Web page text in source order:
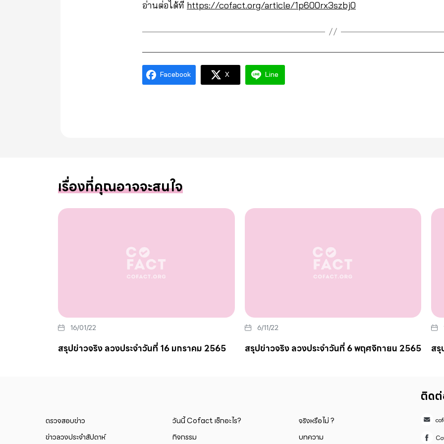
อ่านต่อได้ที่ https://cofact.org/article/1p600rx3szbj0
Facebook X Line
เรื่องที่คุณอาจจะสนใจ
16/01/22
สรุปข่าวจริง ลวงประจำวันที่ 16 มกราคม 2565
6/11/22
สรุปข่าวจริง ลวงประจำวันที่ 6 พฤศจิกายน 2565 ส
ตรวจสอบข่าว วันนี้ Cofact เช็กอะไร?
จริงหรือไม่ ?
ข่าวลวงประจำสัปดาห์
กิจกรรม บทความ
ติดต่